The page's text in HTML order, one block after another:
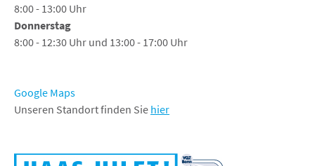
8:00 - 13:00 Uhr
Donnerstag
8:00 - 12:30 Uhr und 13:00 - 17:00 Uhr
Google Maps
Unseren Standort finden Sie hier